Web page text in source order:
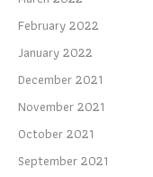
February 2022
January 2022
December 2021
November 2021
October 2021
September 2021